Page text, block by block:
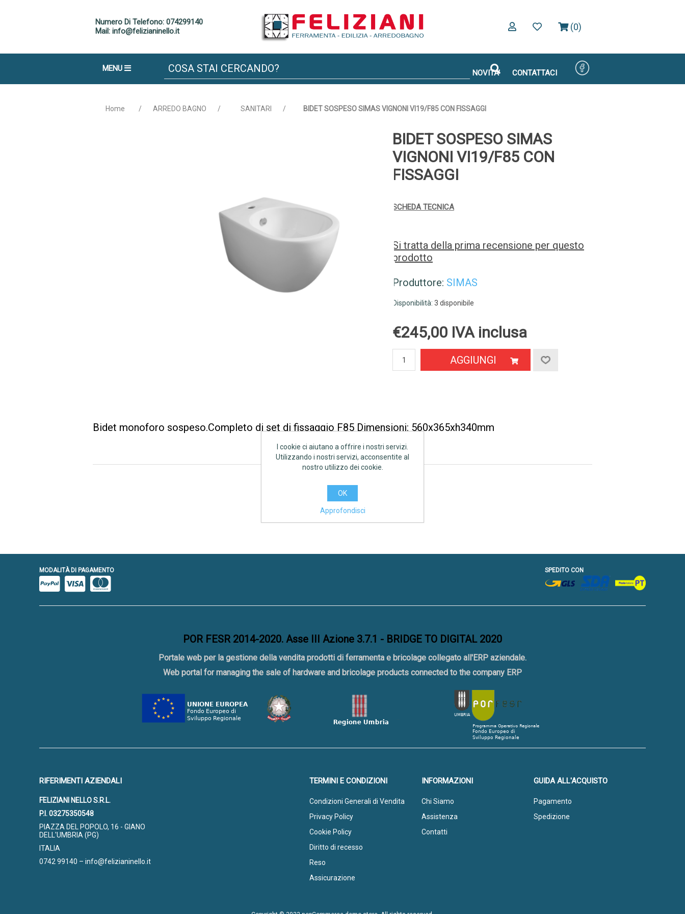
Numero Di Telefono: 074299140
Mail: info@felizianinello.it
(0)
MENU NOVITA' CONTATTACI
Home / ARREDO BAGNO / SANITARI / BIDET SOSPESO SIMAS VIGNONI VI19/F85 CON FISSAGGI
BIDET SOSPESO SIMAS
VIGNONI VI19/F85 CON
FISSAGGI
SCHEDA TECNICA
Si tratta della prima recensione per questo
prodotto
Produttore: SIMAS
Disponibilità: 3 disponibile
€245,00 IVA inclusa
AGGIUNGI
Bidet monoforo sospeso.Completo di set di fissaggio F85 Dimensioni: 560x365xh340mm
MODALITÀ DI PAGAMENTO SPEDITO CON
POR FESR 2014-2020. Asse III Azione 3.7.1 - BRIDGE TO DIGITAL 2020
Portale web per la gestione della vendita prodotti di ferramenta e bricolage collegato all'ERP aziendale.
Web portal for managing the sale of hardware and bricolage products connected to the company ERP
RIFERIMENTI AZIENDALI
FELIZIANI NELLO S.R.L.
P.I. 03275350548
PIAZZA DEL POPOLO, 16 - GIANO
DELL'UMBRIA (PG)
ITALIA
0742 99140 – info@felizianinello.it
GUIDA ALL'ACQUISTO
Pagamento
Spedizione
INFORMAZIONI
Chi Siamo
Assistenza
Contatti
TERMINI E CONDIZIONI
Condizioni Generali di Vendita
Privacy Policy
Cookie Policy
Diritto di recesso
Reso
Assicurazione
I cookie ci aiutano a offrire i nostri servizi.
Utilizzando i nostri servizi, acconsentite al
nostro utilizzo dei cookie.
OK
Approfondisci